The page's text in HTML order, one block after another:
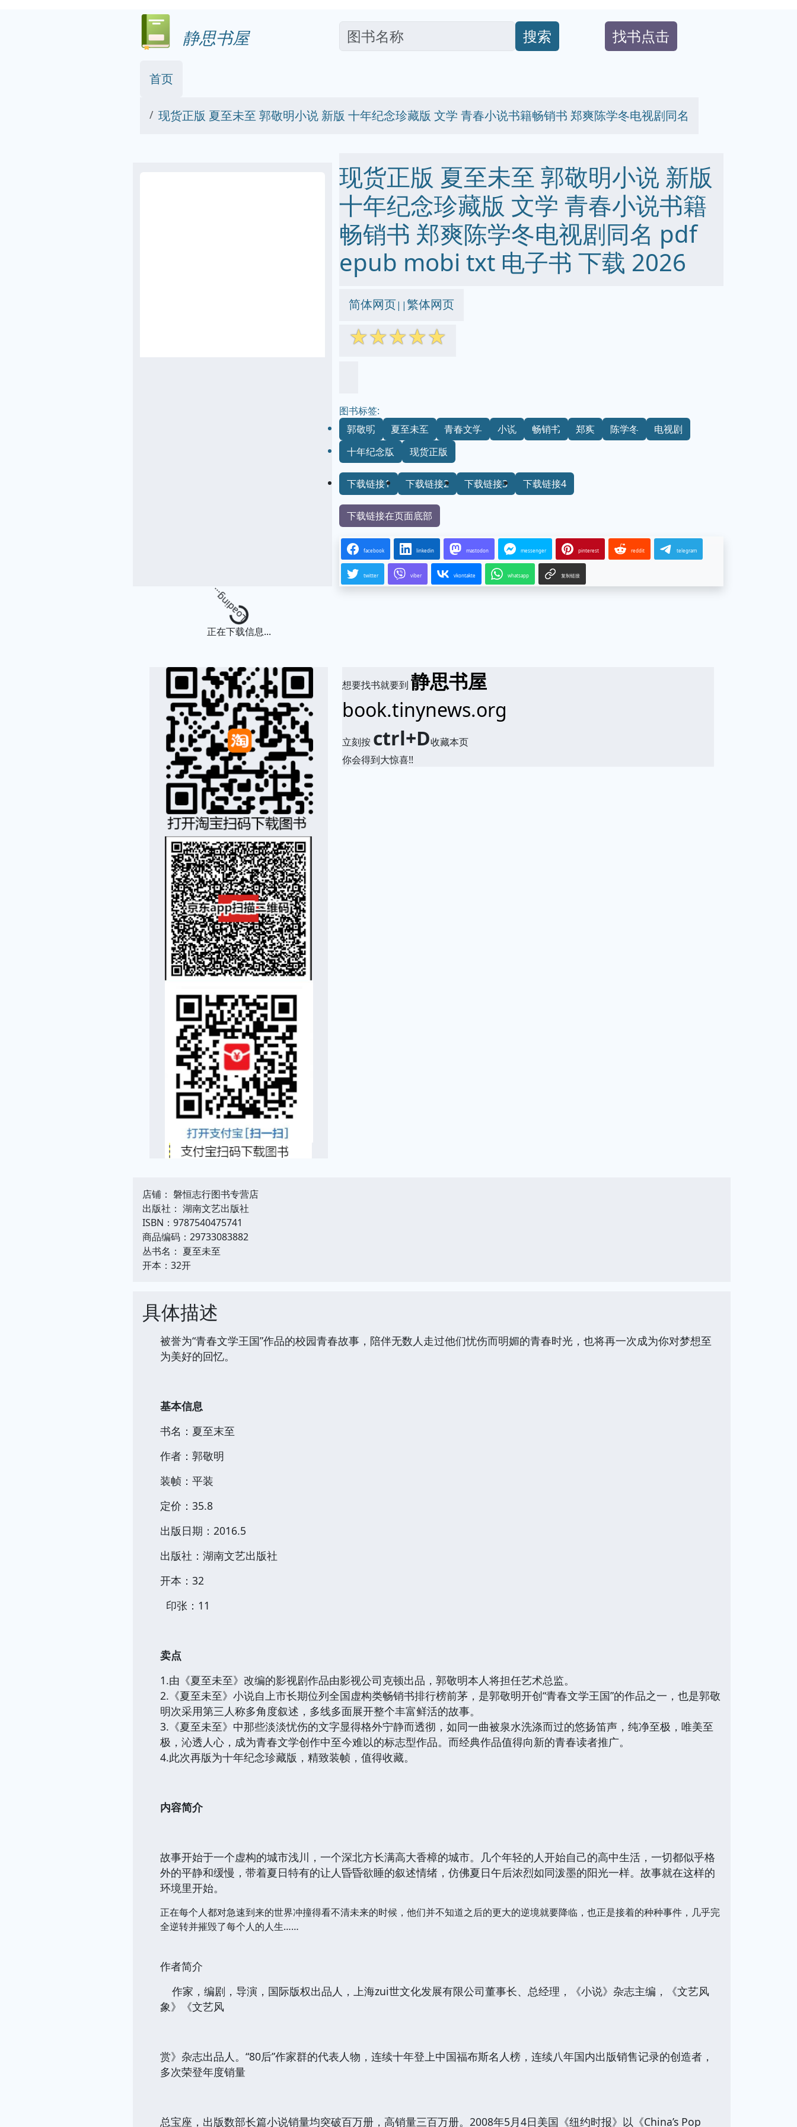
静思书屋 搜索 找书点击
首页
现货正版 夏至未至 郭敬明小说 新版 十年纪念珍藏版 文学 青春小说书籍畅销书 郑爽陈学冬电视剧同名
现货正版 夏至未至 郭敬明小说 新版
十年纪念珍藏版 文学 青春小说书籍
畅销书 郑爽陈学冬电视剧同名 pdf
epub mobi txt 电子书 下载 2026
简体网页||繁体网页
☆☆☆☆☆
图书标签:
郭敬明
夏至未至 青春文学 小说 畅销书 郑爽 陈学冬
电视剧
十年纪念版
现货正版
下载链接1 下载链接2 下载链接3 下载链接4
下载链接在页面底部
facebook linkedin mastodon messenger pinterest reddit telegram
twitter viber vkontakte whatsapp 复制链接
Loading...
正在下载信息...
想要找书就要到静思书屋
book.tinynews.org
立刻按 ctrl+D收藏本页
你会得到大惊喜!!
店铺： 磐恒志行图书专营店
出版社： 湖南文艺出版社
ISBN：9787540475741
商品编码：29733083882
丛书名： 夏至未至
开本：32开
具体描述
被誉为“青春文学王国”作品的校园青春故事，陪伴无数人走过他们忧伤而明媚的青春时光，也将再一次成为你对梦想至
为美好的回忆。
基本信息
书名：夏至末至
作者：郭敬明
装帧：平装
定价：35.8
出版日期：2016.5
出版社：湖南文艺出版社
开本：32
印张：11
卖点
1.由《夏至未至》改编的影视剧作品由影视公司克顿出品，郭敬明本人将担任艺术总监。
2. 《夏至未至》小说自上市长期位列全国虚构类畅销书排行榜前茅，是郭敬明开创“青春文学王国”的作品之一，也是郭敬
明次采用第三人称多角度叙述，多线多面展开整个丰富鲜活的故事。
3. 《夏至未至》中那些淡淡忧伤的文字显得格外宁静而透彻，如同一曲被泉水洗涤而过的悠扬笛声，纯净至极，唯美至
极，沁透人心，成为青春文学创作中至今难以的标志型作品。而经典作品值得向新的青春读者推广。
4.此次再版为十年纪念珍藏版，精致装帧，值得收藏。
内容简介
故事开始于一个虚构的城市浅川，一个深北方长满高大香樟的城市。几个年轻的人开始自己的高中生活，一切都似乎格
外的平静和缓慢，带着夏日特有的让人昏昏欲睡的叙述情绪，仿佛夏日午后浓烈如同泼墨的阳光一样。故事就在这样的
环境里开始。
正在每个人都对急速到来的世界冲撞得看不清未来的时候，他们并不知道之后的更大的逆境就要降临，也正是接着的种种事件，几乎完
全逆转并摧毁了每个人的人生……
作者简介
作家，编剧，导演，国际版权出品人，上海zui世文化发展有限公司董事长、总经理，《小说》杂志主编，《文艺风
象》《文艺风
赏》杂志出品人。“80后”作家群的代表人物，连续十年登上中国福布斯名人榜，连续八年国内出版销售记录的创造者，
多次荣登年度销量
总宝座，出版数部长篇小说销量均突破百万册，高销量三百万册。2008年5月4日美国《纽约时报》以《China’s Pop